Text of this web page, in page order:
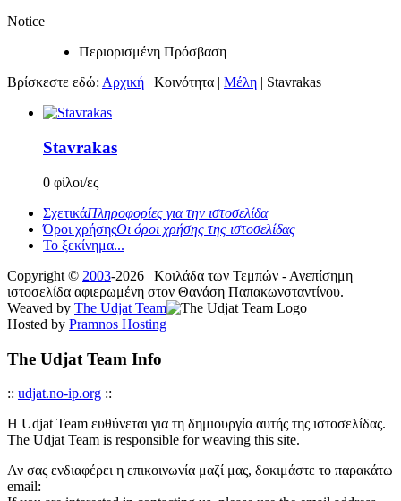
Notice
Περιορισμένη Πρόσβαση
Βρίσκεστε εδώ: Αρχική | Κοινότητα | Μέλη | Stavrakas
Stavrakas
0 φίλοι/ες
ΣχετικάΠληροφορίες για την ιστοσελίδα
Όροι χρήσηςΟι όροι χρήσης της ιστοσελίδας
Το ξεκίνημα...
Copyright © 2003-2026 | Κοιλάδα των Τεμπών - Ανεπίσημη
ιστοσελίδα αφιερωμένη στον Θανάση Παπακωνσταντίνου.
Weaved by The Udjat Team
Hosted by Pramnos Hosting
The Udjat Team Info
:: udjat.no-ip.org ::
Η Udjat Team ευθύνεται για τη δημιουργία αυτής της ιστοσελίδας.
The Udjat Team is responsible for weaving this site.
Αν σας ενδιαφέρει η επικοινωνία μαζί μας, δοκιμάστε το παρακάτω
email: